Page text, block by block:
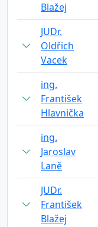
Blažej
JUDr.
Oldřich
Vacek
ing.
František
Hlavnička
ing.
Jaroslav
Laně
JUDr.
František
Blažej